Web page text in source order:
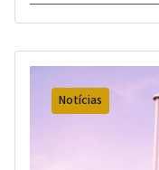
Notícias